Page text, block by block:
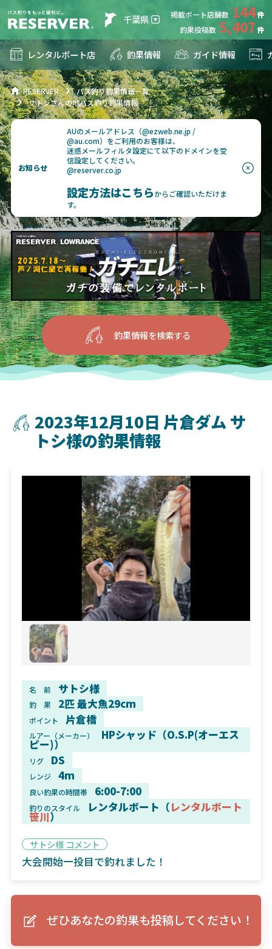
千葉県 掲載ボート店舗数 144
釣果投稿数 5,407
レンタルボート店 釣果情報 ガイド情報
RESERVER
バス釣り釣果情報一覧
サトシさんの地バス釣り釣果情報
お知らせ
AUのメールアドレス（@ezweb.ne.jp /
@au.com）をご利用のお客様は、
迷惑メールフィルタ設定にて以下のドメインを受
信設定してください。
@reserver.co.jp
設定方法はこちらからご確認いただけま
す。
釣果情報を検索する
2023年12月10日 片倉ダム サ
トシ様の釣果情報
名 前 サトシ様
釣 果 2匹 最大魚29cm
ポイント 片倉橋
ルアー（メーカー） HPシャッド（O.S.P(オーエス
ピー)）
リグ DS
レンジ 4m
良い釣果の時間帯 6:00-7:00
釣りのスタイル レンタルボート（レンタルボート
笹川）
サトシ様 コメント
大会開始一投目で釣れました！
ぜひあなたの釣果も投稿してください！